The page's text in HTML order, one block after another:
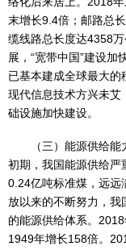
末增长9.4倍；邮路总
缆线路总长度达4358
展，“宽带中国”建设加
已基本建成全球最大
现代信息技术方兴未艾
础设施加快建设。
（三）能源供给
初期，我国能源供给
0.24亿吨标准煤，远远
放以来的不断努力，我
的能源供给体系。
1949年增长158倍。